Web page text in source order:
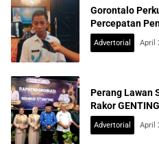
Gorontalo
Percepatan
Advertorial April
Perang Lawan
Rakor GENTING
Advertorial April